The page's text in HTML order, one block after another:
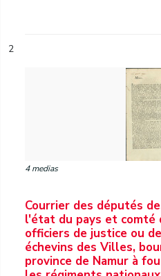
2
4 medias
Courrier des députés
l'état du pays et comté
officiers de justice ou
échevins des Villes,
province de Namur à